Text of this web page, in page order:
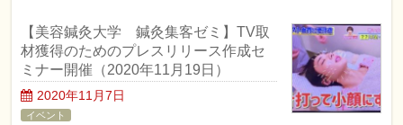
【美容鍼灸大学 鍼灸集客ゼミ】TV取
材獲得のためのプレスリリース作成セ
ミナー開催（2020年11月19日）
2020年11月7日
イベント